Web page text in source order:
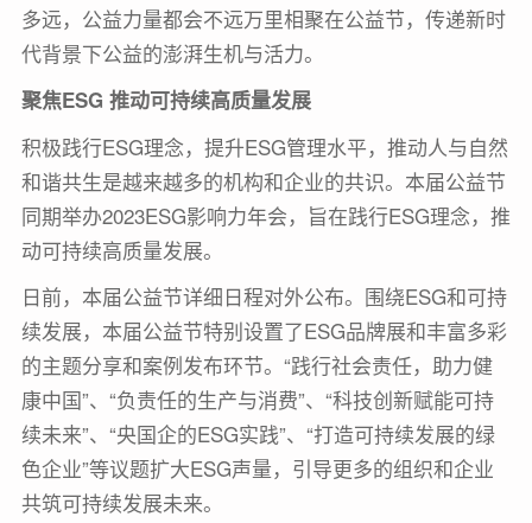
多远，公益力量都会不远万里相聚在公益节，传递新时
代背景下公益的澎湃生机与活力。
聚焦ESG 推动可持续高质量发展
积极践行ESG理念，提升ESG管理水平，推动人与自然
和谐共生是越来越多的机构和企业的共识。本届公益节
同期举办2023ESG影响力年会，旨在践行ESG理念，推
动可持续高质量发展。
日前，本届公益节详细日程对外公布。围绕ESG和可持
续发展，本届公益节特别设置了ESG品牌展和丰富多彩
的主题分享和案例发布环节。“践行社会责任，助力健
康中国”、“负责任的生产与消费”、“科技创新赋能可持
续未来”、“央国企的ESG实践”、“打造可持续发展的绿
色企业”等议题扩大ESG声量，引导更多的组织和企业
共筑可持续发展未来。